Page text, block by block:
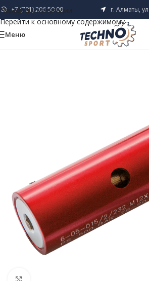
Перейти к навигации
Перейти к основному содержимому
+7 (701) 206 50 00 г. Алматы,
Меню